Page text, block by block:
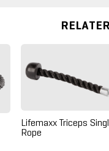
Lifemaxx Triceps
Rope